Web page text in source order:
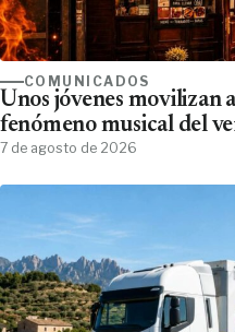
COMUNICADOS
Unos jóvenes movilizan
fenómeno musical del
7 de agosto de 2026